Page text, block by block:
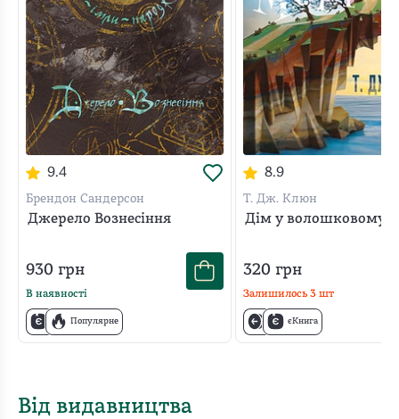
9.4
Брендон Сандерсон
Джерело Вознесіння
930 грн
В наявності
Популярне
8.9
Т. Дж. Клюн
Дім у волошковому
320грн
Залишилось 3шт
єКнига
Від видавництва